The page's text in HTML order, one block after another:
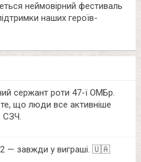
неймовірний фестиваль
наших героїв-
сержант роти 47-ї ОМБр.
що люди все активніше
СЗЧ.
— завжди у виграші. 🇺🇦